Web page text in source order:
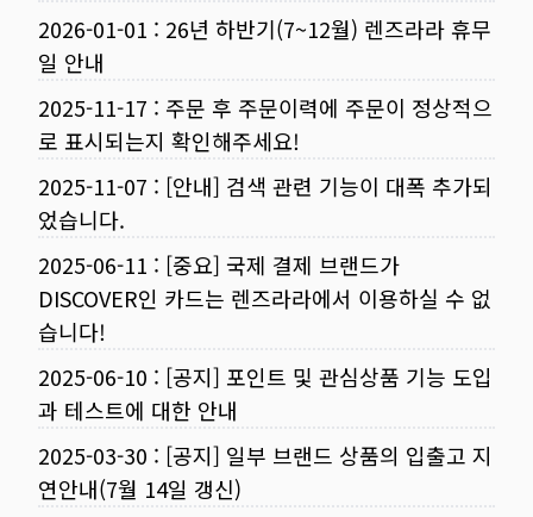
2026-01-01 : 26년 하반기(7~12월) 렌즈라라 휴무
일 안내
2025-11-17 : 주문 후 주문이력에 주문이 정상적으
로 표시되는지 확인해주세요!
2025-11-07 : [안내] 검색 관련 기능이 대폭 추가되
었습니다.
2025-06-11 : [중요] 국제 결제 브랜드가
DISCOVER인 카드는 렌즈라라에서 이용하실 수 없
습니다!
2025-06-10 : [공지] 포인트 및 관심상품 기능 도입
과 테스트에 대한 안내
2025-03-30 : [공지] 일부 브랜드 상품의 입출고 지
연안내(7월 14일 갱신)